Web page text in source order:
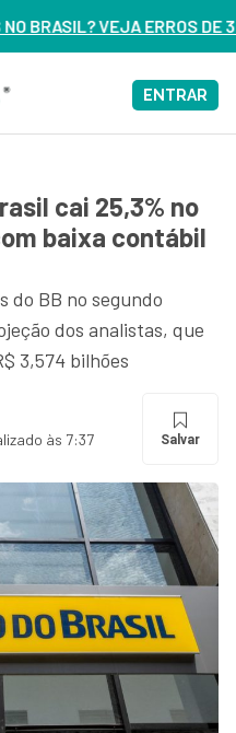
DELES – ASSISTA AGORA
ENTRAR
cai 25,3% no
baixa contábil
do BB no segundo
dos analistas, que
3,574 bilhões
às 7:37 Salvar